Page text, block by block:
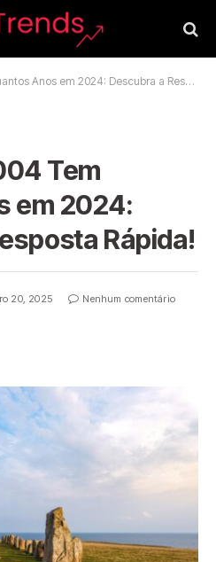
em 2024: Descubra a Resposta Rápida!
Tem
em 2024:
Rápida!
20, 2025
Nenhum comentário